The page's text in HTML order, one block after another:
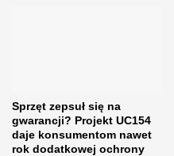
Sprzęt zepsuł się na
gwarancji? Projekt UC154
daje konsumentom nawet
rok dodatkowej ochrony